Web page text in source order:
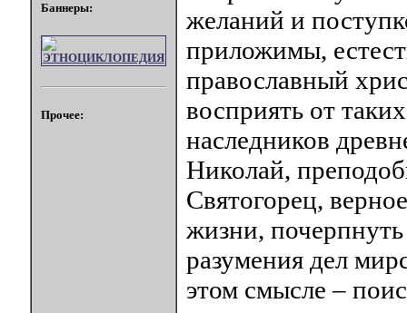
Баннеры:
Прочее:
желаний и
приложимы,
православный
восприять от
наследников
Николай,
Святогорец,
жизни,
разумения дел
этом смысле –